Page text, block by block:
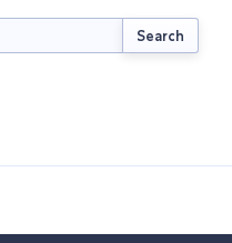
Search